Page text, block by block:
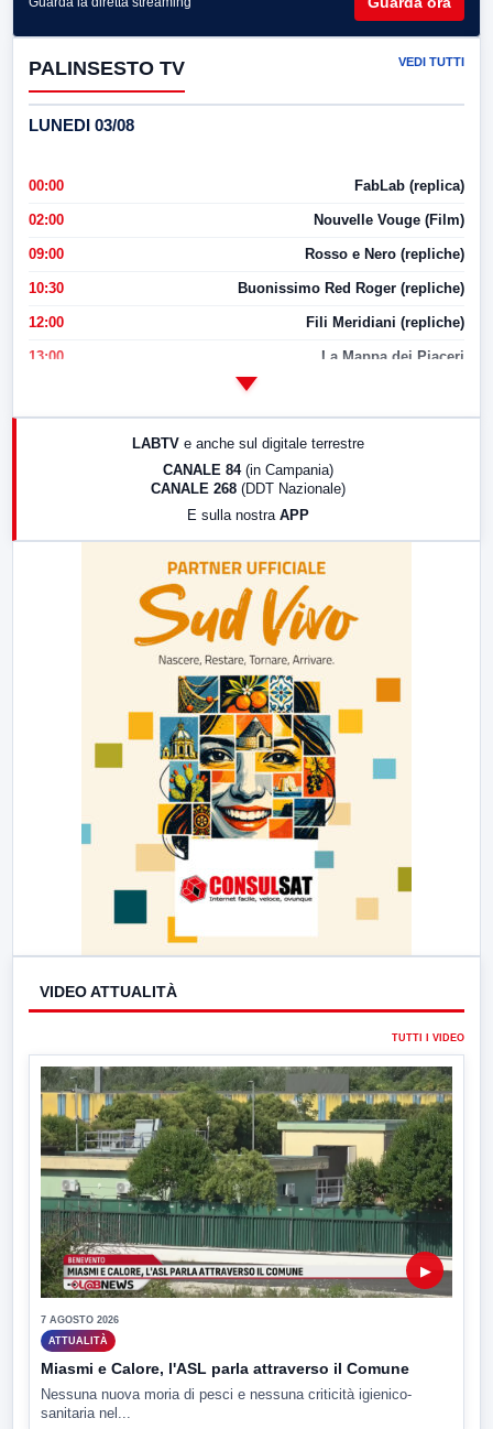
PALINSESTO TV VEDI TUTTI
LUNEDI 03/08
00:00 FabLab (replica)
02:00 Nouvelle Vouge (Film)
09:00 Rosso e Nero (repliche)
10:30 Buonissimo Red Roger (repliche)
12:00 Fili Meridiani (repliche)
13:00 La Mappa dei Piaceri
LABTV e anche sul digitale terrestre
CANALE 84 (in Campania)
CANALE 268 (DDT Nazionale)
E sulla nostra APP
VIDEO ATTUALITÀ
TUTTI I VIDEO
▶
7 AGOSTO 2026
ATTUALITÀ
Miasmi e Calore, l'ASL parla attraverso il Comune
Nessuna nuova moria di pesci e nessuna criticità igienico-
sanitaria nel...